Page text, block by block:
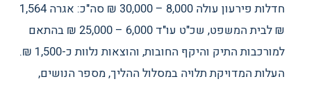
חדלות פירעון עולה 8,000 – 30,000 ₪ סה"כ: אגרה 1,564
₪ לבית המשפט, שכ"ט עו"ד 6,000 – 25,000 ₪ בהתאם
למורכבות התיק והיקף החובות, והוצאות נלוות כ-1,500 ₪.
העלות המדויקת תלויה במסלול ההליך, מספר הנושים,